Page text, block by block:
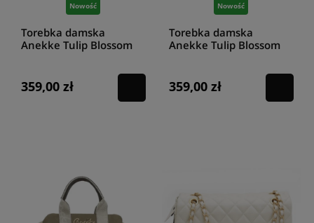
Nowość
Torebka damska
Anekke Tulip Blossom
359,00 zł
Nowość
Torebka damska
Anekke Tulip Blossom
359,00 zł